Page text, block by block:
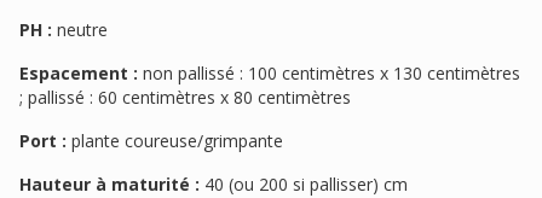
PH : neutre
Espacement : non pallissé : 100 centimètres x 130 centimètres
; pallissé : 60 centimètres x 80 centimètres
Port : plante coureuse/grimpante
Hauteur à maturité : 40 (ou 200 si pallisser) cm